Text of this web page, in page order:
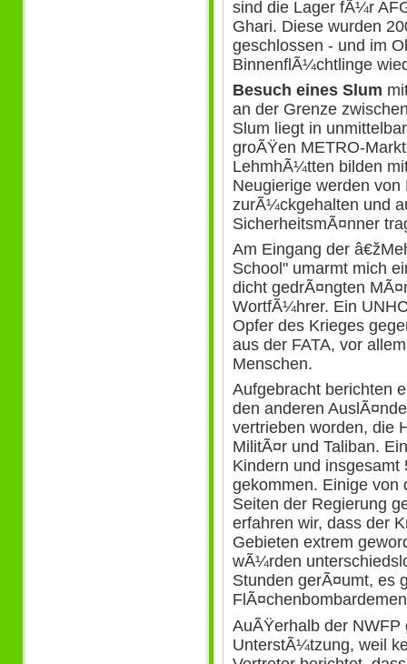
sind die Lager fÃ¼r
Ghari. Diese wurden
geschlossen - und im
BinnenflÃ¼chtlinge
Besuch eines Slum
an der Grenze
Slum liegt in
groÃŸen METRO-
LehmhÃ¼tten bilden
Neugierige werden
zurÃ¼ckgehalten und
SicherheitsmÃ¤nner
Am Eingang der
School" umarmt mich
dicht gedrÃ¤ngten
WortfÃ¼hrer. Ein
Opfer des Krieges
aus der FATA, vor
Menschen.
Aufgebracht berichten
den anderen
vertrieben worden, die
MilitÃ¤r und Taliban.
Kindern und
gekommen. Einige von
Seiten der Regierung
erfahren wir, dass der
Gebieten extrem
wÃ¼rden
Stunden gerÃ¤umt, es
AuÃŸerhalb der
UnterstÃ¼tzung, weil